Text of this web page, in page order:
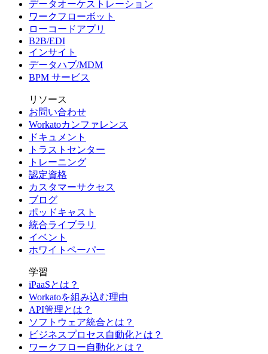
データオーケストレーション
ワークフローボット
ローコードアプリ
B2B/EDI
インサイト
データハブ/MDM
BPM サービス
リソース
お問い合わせ
Workatoカンファレンス
ドキュメント
トラストセンター
トレーニング
認定資格
カスタマーサクセス
ブログ
ポッドキャスト
統合ライブラリ
イベント
ホワイトペーパー
学習
iPaaSとは？
Workatoを組み込む理由
API管理とは？
ソフトウェア統合とは？
ビジネスプロセス自動化とは？
ワークフロー自動化とは？